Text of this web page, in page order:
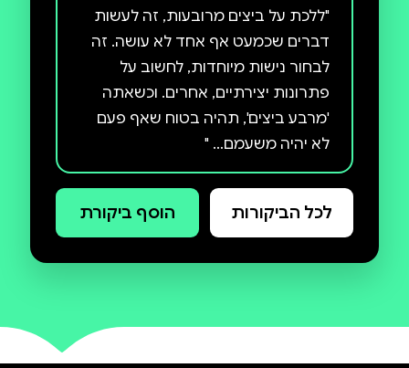
"ללכת על ביצים מרובעות, זה לעשות
דברים שכמעט אף אחד לא עושה. זה
לבחור נישות מיוחדות, לחשוב על
פתרונות יצירתיים, אחרים. וכשאתה
'מרבע ביצים', תהיה בטוח שאף פעם
לא יהיה משעמם… "
לכל הביקורות הוסף ביקורת